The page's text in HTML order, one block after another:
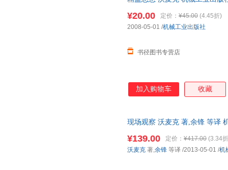
¥20.00 定价： ¥45.00 (4.45折)
书径图书专营店
2008-05-01 /机械工业出版社
加入购物车 收藏
现场观察 沃麦克 著,余锋 等译
¥139.00 定价： ¥417.00 (3.34
沃麦克 著,余锋 等译 /2013-05-01 /机